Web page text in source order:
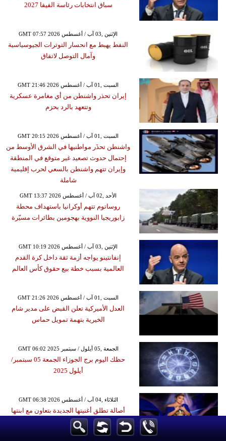
سباق انتخابات رئاسة الفيفا 2027
GMT 07:57 2026 الإثنين ,03 آب / أغسطس
النفط يهبط مع انحسار التوترات الجيوسياسية
وآمال التوصل لاتفاق
GMT 21:46 2026 السبت ,01 آب / أغسطس
إيران تحذر واشنطن من أي مغامرة عسكرية
وتتعهد بالرد بحزم
GMT 20:15 2026 السبت ,01 آب / أغسطس
واشنطن تحذَر مواطنيها في الشرق الأوسط من
إحتمال حدوث تصعيد غير متوقع في المنطقة
وإيران تتهم واشنطن بالسعي لحرب إقليمية
شاملة
GMT 13:37 2026 الأحد ,02 آب / أغسطس
روساتوم تتهم أوكرانيا باستهداف محطة
زابوريجيا النووية بهجومين بطائرات مسيّرة
GMT 10:19 2026 الإثنين ,03 آب / أغسطس
إنفانتينو يواجه أزمة ثقة داخل كرة القدم
العالمية بسبب خطة بيع حقوق كأس العالم
GMT 21:26 2026 السبت ,01 آب / أغسطس
العدل الأميركية تعلن القبض على مدير شام
الخيرية بتهمة تمويل حماس
GMT 06:02 2025 الجمعة ,05 أيلول / سبتمبر
حظك اليوم برج الجوزاء الجمعة 05 سبتمبر/
أيلول 2025
GMT 06:38 2026 الثلاثاء ,04 آب / أغسطس
أصالة تطلق أغنيتها الجديدة بتعاون مع ابنتها
شام الذهبي